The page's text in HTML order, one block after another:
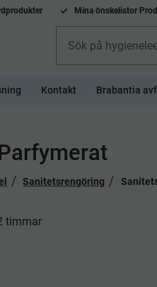
Mina önskelistor
Kontakt Brabantia
Sanitetsrengöring
timmar